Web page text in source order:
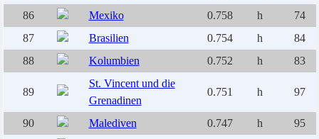
86
Mexiko 0.758 h
74
87
Brasilien 0.754 h
84
88
Kolumbien 0.752 h 83
89
St. Vincent und die
Grenadinen
0.751 h 97
90 Malediven 0.747 h
95